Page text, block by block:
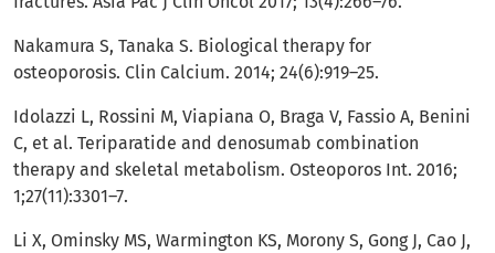
Nakamura S, Tanaka S. Biological therapy for
osteoporosis. Clin Calcium. 2014; 24(6):919–25.
Idolazzi L, Rossini M, Viapiana O, Braga V, Fassio A, Benini
C, et al. Teriparatide and denosumab combination
therapy and skeletal metabolism. Osteoporos Int. 2016;
1;27(11):3301–7.
Li X, Ominsky MS, Warmington KS, Morony S, Gong J, Cao J,